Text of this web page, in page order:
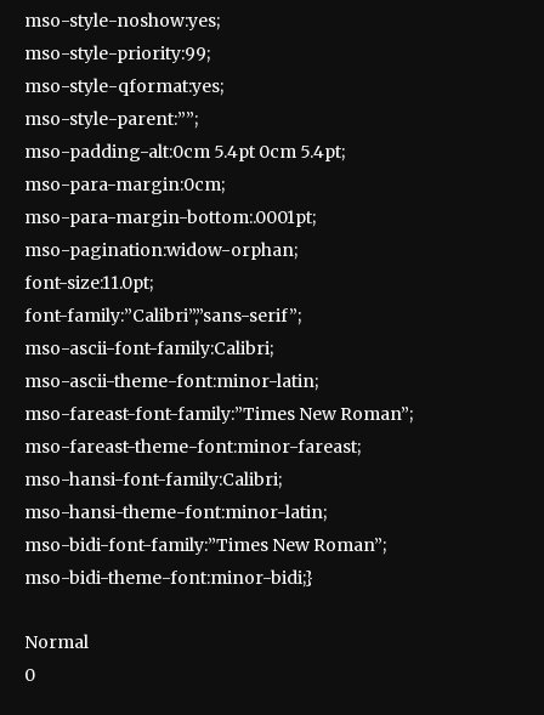
mso-style-noshow:yes;
mso-style-priority:99;
mso-style-qformat:yes;
mso-style-parent:””;
mso-padding-alt:0cm 5.4pt 0cm 5.4pt;
mso-para-margin:0cm;
mso-para-margin-bottom:.0001pt;
mso-pagination:widow-orphan;
font-size:11.0pt;
font-family:”Calibri”,”sans-serif”;
mso-ascii-font-family:Calibri;
mso-ascii-theme-font:minor-latin;
mso-fareast-font-family:”Times New Roman”;
mso-fareast-theme-font:minor-fareast;
mso-hansi-font-family:Calibri;
mso-hansi-theme-font:minor-latin;
mso-bidi-font-family:”Times New Roman”;
mso-bidi-theme-font:minor-bidi;}
Normal
0